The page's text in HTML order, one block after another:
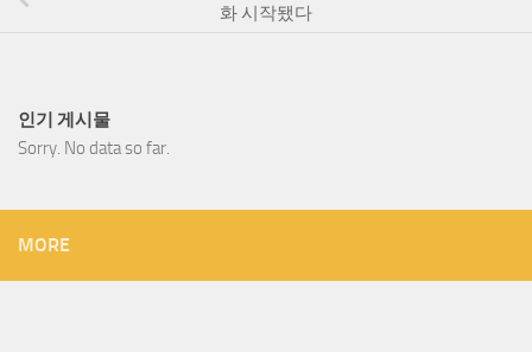
화 시작됐다
인기 게시물
Sorry. No data so far.
MORE